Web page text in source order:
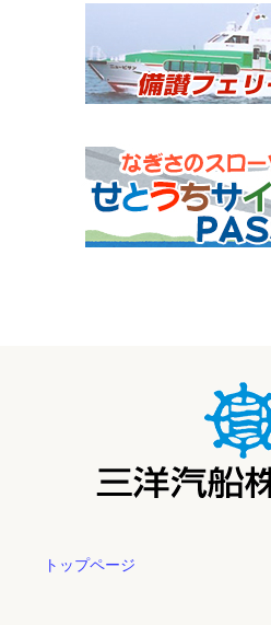
トップページ